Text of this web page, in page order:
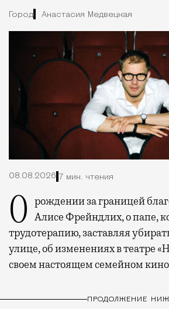
Город Анастасия Медвецкая
08.08.2026 7 мин. чтения
О рождении за границей благодаря бабушке Алисе Фрейндлих, о папе,
трудотерапию, заставляя
улице, об изменениях в театре
своем настоящем семейном
ПРОДОЛЖЕНИЕ